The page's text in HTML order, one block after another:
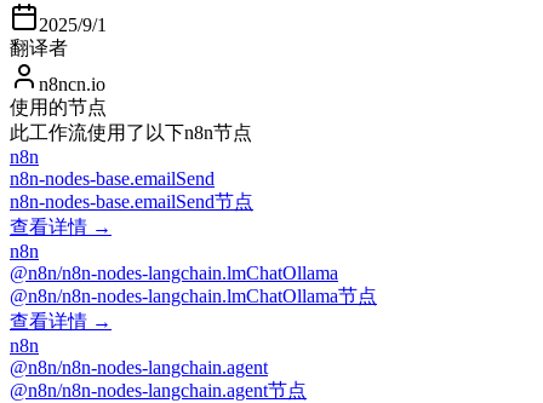
2025/9/1
翻译者
n8ncn.io
使用的节点
此工作流使用了以下n8n节点
n8n
n8n-nodes-base.emailSend
n8n-nodes-base.emailSend节点
查看详情 →
n8n
@n8n/n8n-nodes-langchain.lmChatOllama
@n8n/n8n-nodes-langchain.lmChatOllama节点
查看详情 →
n8n
@n8n/n8n-nodes-langchain.agent
@n8n/n8n-nodes-langchain.agent节点